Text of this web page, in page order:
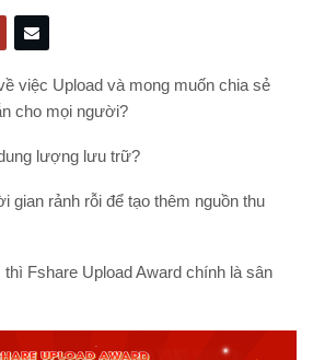
việc Upload và mong muốn chia sẻ
cho mọi người?
lượng lưu trữ?
gian rảnh rỗi để tạo thêm nguồn thu
thì Fshare Upload Award chính là sân